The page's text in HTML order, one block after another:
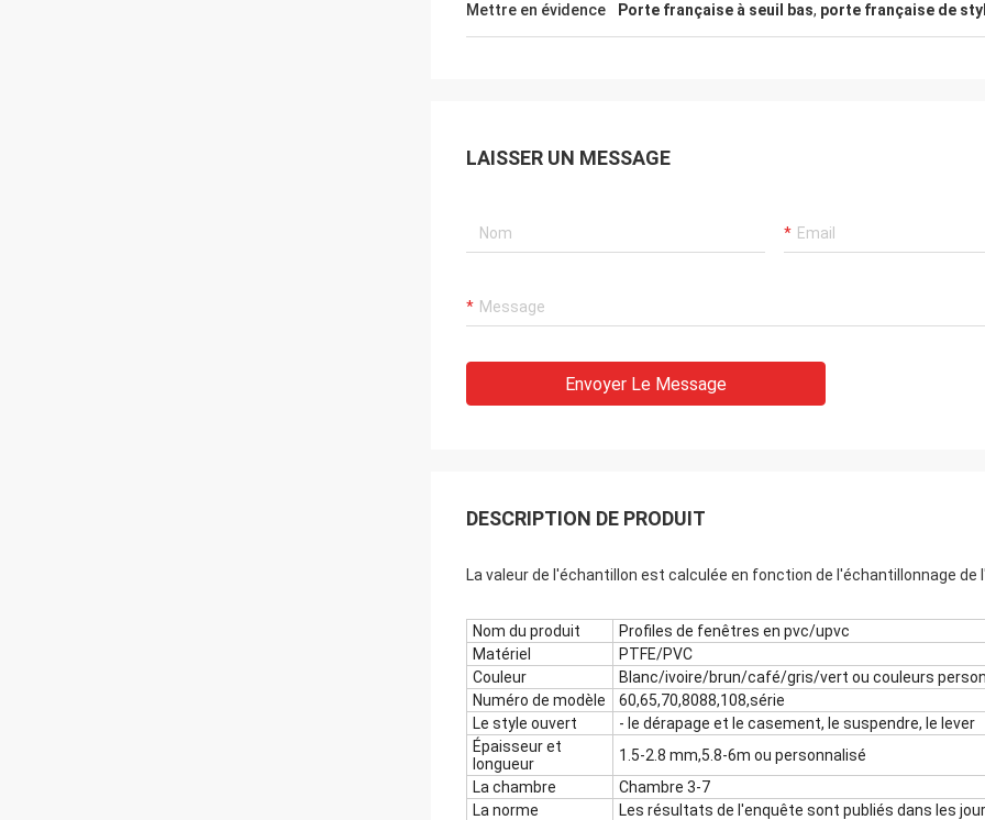
Mettre en évidence Porte française à seuil bas, porte française de
LAISSER UN MESSAGE
Envoyer Le Message
DESCRIPTION DE PRODUIT
La valeur de l'échantillon est calculée en fonction de l'échantillonnage de
Nom du produit
Profiles de fenêtres en pvc/upvc
Matériel
PTFE/PVC
Couleur
Blanc/ivoire/brun/café/gris/vert ou couleurs
Numéro de modèle
60,65,70,8088,108,série
Le style ouvert
- le dérapage et le casement, le suspendre, le lever
Épaisseur et
longueur
1.5-2.8 mm,5.8-6m ou personnalisé
La chambre
Chambre 3-7
La norme
Les résultats de l'enquête sont publiés dans les